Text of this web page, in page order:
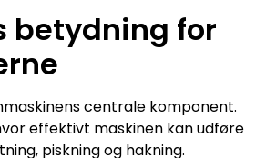
betydning for
centrale komponent.
effektivt maskinen kan udføre
piskning og hakning.